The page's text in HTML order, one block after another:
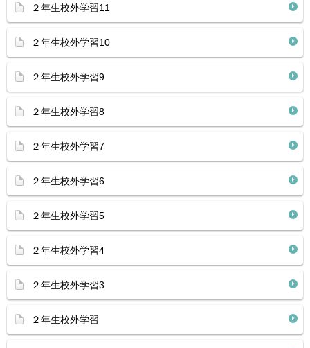
２年生校外学習11
２年生校外学習10
２年生校外学習9
２年生校外学習8
２年生校外学習7
２年生校外学習6
２年生校外学習5
２年生校外学習4
２年生校外学習3
２年生校外学習